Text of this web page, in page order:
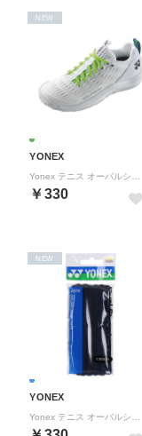
YONEX
￥330
NEW
YONEX
NEW